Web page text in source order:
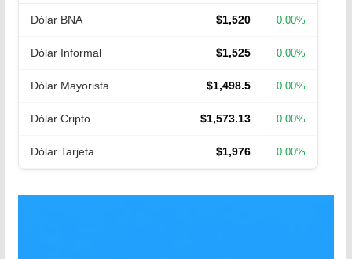
Dólar BNA $1,520 0.00%
Dólar Informal $1,525 0.00%
Dólar Mayorista $1,498.5 0.00%
Dólar Cripto $1,573.13 0.00%
Dólar Tarjeta $1,976 0.00%